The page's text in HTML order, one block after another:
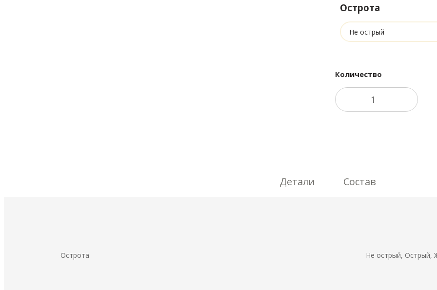
Острота
Количество
Детали Состав
Острота Не острый, Острый,